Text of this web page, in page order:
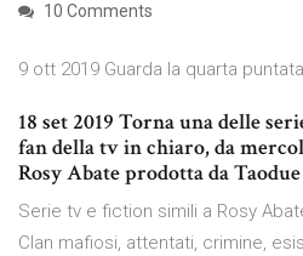
10 Comments
9 ott 2019 Guarda la quarta
18 set 2019 Torna una delle
fan della tv in chiaro, da
Rosy Abate prodotta da
Serie tv e fiction simili a Rosy
Clan mafiosi, attentati, crimine,